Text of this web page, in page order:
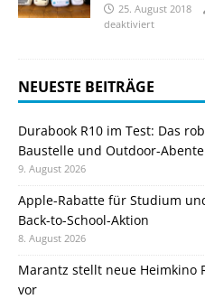
25. August 2018
deaktiviert
NEUESTE BEITRÄGE
Durabook R10 im Test: Das
Baustelle und Outdoor-
9. August 2026
Apple-Rabatte für Studium
Back-to-School-Aktion
8. August 2026
Marantz stellt neue Heimkino
vor